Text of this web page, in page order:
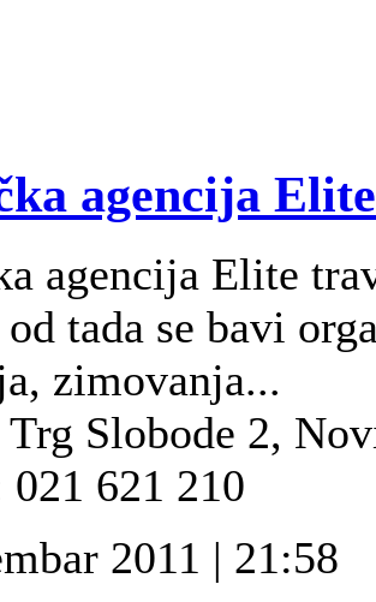
agencija
agencija Elite
tada se bavi
zimovanja...
Trg Slobode 2,
021 621 210
2011 | 21:58